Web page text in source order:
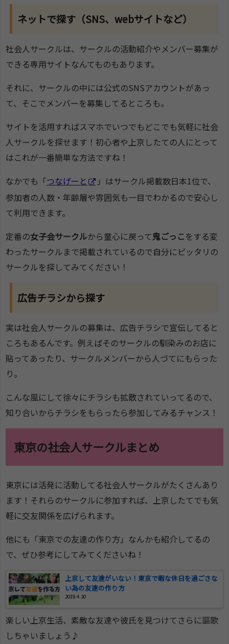
ネットで探す（SNS、webサイトなど）
社会人サークルは、サークルの活動紹介やメンバー募集が
できる専用サイトなんてものもあります。
それに、サークルの中には公式のSNSアカウントがあっ
て、そこでメンバーを募集してるところも。
サイトを活用すればスマホでいつでもどこでも気軽に社会
人サークルを探せます！初心者や上京したての人にとって
はこれが一番簡単な方法ですね！
なかでも「つなげーと
」はサークル掲載数日本1位で、
参加者の人数・年齢層や雰囲気も一目でわかるので安心し
て利用できます。
定番の女子会サークルから童心に戻って鬼ごっこをする変
わったサークルまで掲載されているので自分にピッタリの
サークルを探してみてください！
広告チラシから探す
実は社会人サークルの募集は、広告チラシで宣伝してると
ころもあるんです。例えばそのサークルの馴染みのお店に
貼ってあったり、サークルメンバーから人づてにもらった
り。
こんな風にして徐々にチラシも拡散されていってるので、
知り合いからチラシをもらったら参加してみるチャンス！
東京の社会人サークルまとめ
東京には活発に活動してる社会人サークルがたくさんあり
ます！それらのサークルに参加すれば、上京したてでも気
軽に交友関係を広げられます。
他にも「東京での友達の作り方」なんかも紹介してるの
で、ぜひ参考にしてみてくださいね！
上京して友達がいない！東京で暇な休日を過ごさな
い為の友達の作り方
2019.4.30
楽しい上京生活、素敵な友達や彼氏を見つけてさらに謳歌
しちゃいましょう♪